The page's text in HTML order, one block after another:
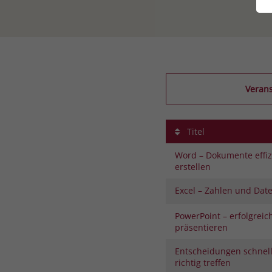
Titel
Word – Dokumente
erstellen
Excel – Zahlen und
PowerPoint –
präsentieren
Entscheidungen
richtig treffen